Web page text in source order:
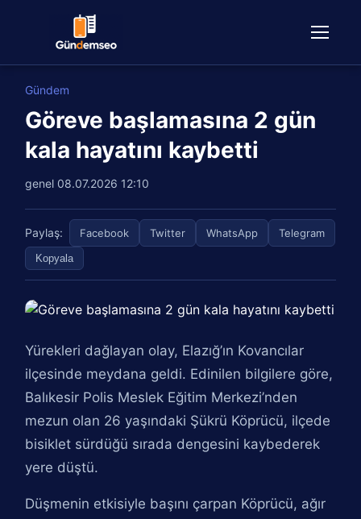
Gündem
Göreve başlamasına 2 gün
kala hayatını kaybetti
genel 08.07.2026 12:10
Paylaş: Facebook Twitter WhatsApp Telegram
Kopyala
Yürekleri dağlayan olay, Elazığ’ın Kovancılar
ilçesinde meydana geldi. Edinilen bilgilere göre,
Balıkesir Polis Meslek Eğitim Merkezi’nden
mezun olan 26 yaşındaki Şükrü Köprücü, ilçede
bisiklet sürdüğü sırada dengesini kaybederek
yere düştü.
Düşmenin etkisiyle başını çarpan Köprücü, ağır